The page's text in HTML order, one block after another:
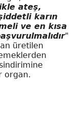
ateş,
karın
ve en kısa
"
üretilen
organ.